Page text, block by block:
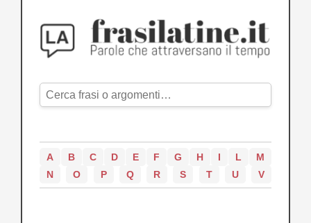
A B C D E F G H I L
M
N
O P Q R S T U V